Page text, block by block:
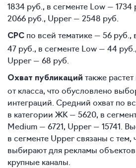
1834 руб., в сегменте Low —
2066 руб., Upper — 2548 руб.
CPC по всей тематике — 56
47 руб., в сегменте Low — 44
Upper — 68 руб.
Охват публикаций также
от класса, что обусловлено
интеграций. Средний охват по
в категории ЖК — 5620, в
Medium — 6721, Upper — 15741.
в сегменте Upper связаны с тем,
выбирают для рекламы
крупные каналы.